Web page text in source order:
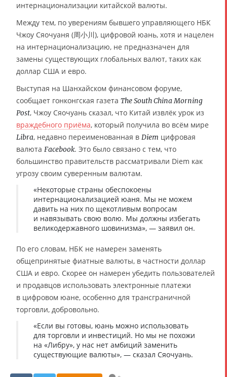
интернационализации китайской валюты.
Между тем, по уверениям бывшего управляющего НБК
Чжоу Сяочуаня (周小川), цифровой юань, хотя и нацелен
на интернационализацию, не предназначен для
замены существующих глобальных валют, таких как
доллар США и евро.
Выступая на Шанхайском финансовом форуме,
сообщает гонконгская газета The South China Morning
Post, Чжоу Сяочуань сказал, что Китай извлёк урок из
враждебного приёма, который получила во всём мире
Libra, недавно переименованная в Diem цифровая
валюта Facebook. Это было связано с тем, что
большинство правительств рассматривали Diem как
угрозу своим суверенным валютам.
«Некоторые страны обеспокоены
интернационализацией юаня. Мы не можем
давить на них по щекотливым вопросам
и навязывать свою волю. Мы должны избегать
великодержавного шовинизма», — заявил он.
По его словам, НБК не намерен заменять
общепринятые фиатные валюты, в частности доллар
США и евро. Скорее он намерен убедить пользователей
и продавцов использовать электронные платежи
в цифровом юане, особенно для трансграничной
торговли, добровольно.
«Если вы готовы, юань можно использовать
для торговли и инвестиций. Но мы не похожи
на «Либру», у нас нет амбиций заменить
существующие валюты», — сказал Сяочуань.